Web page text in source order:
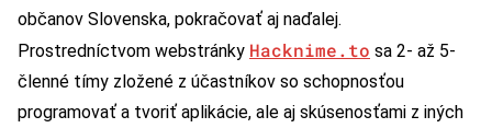
občanov Slovenska, pokračovať aj naďalej.
Prostredníctvom webstránky Hacknime.to sa 2- až 5-
členné tímy zložené z účastníkov so schopnosťou
programovať a tvoriť aplikácie, ale aj skúsenosťami z iných